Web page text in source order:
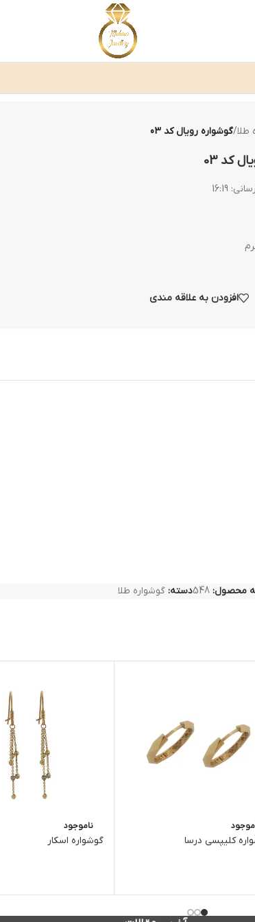
طلا/گوشواره رویال کد 03
کد 03
16:19
افزودن به علاقه مندی
محصول: 548دسته: گوشواره طلا
کلیپسی درسا
ناموجود
گوشواره اسکار